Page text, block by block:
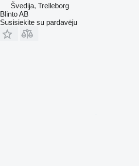
Švedija, Trelleborg
Blinto AB
Susisiekite su pardavėju